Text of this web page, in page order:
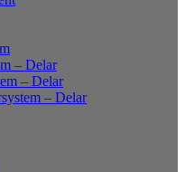
– Delar
– Delar
– Delar